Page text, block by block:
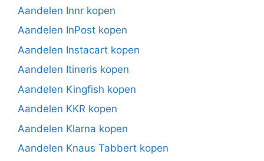
Aandelen Innr kopen
Aandelen InPost kopen
Aandelen Instacart kopen
Aandelen Itineris kopen
Aandelen Kingfish kopen
Aandelen KKR kopen
Aandelen Klarna kopen
Aandelen Knaus Tabbert kopen